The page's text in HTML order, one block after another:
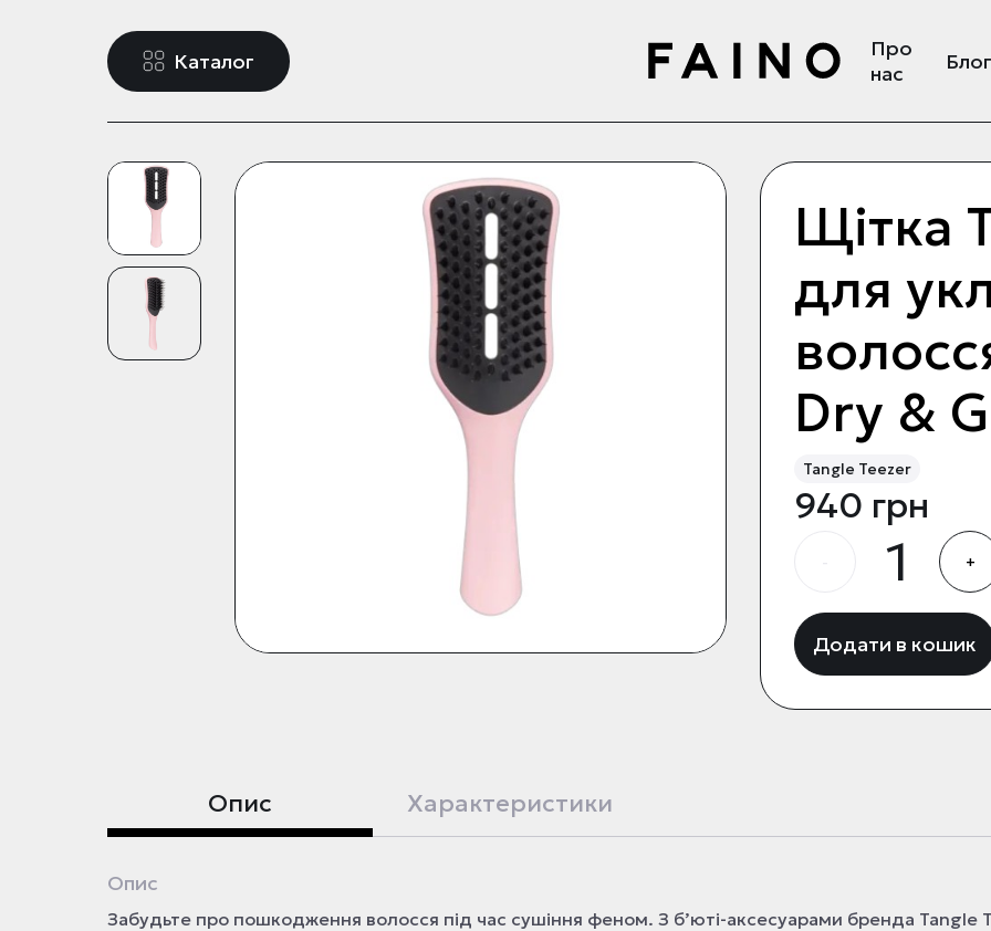
Каталог
Про
нас
Блог
Щітка
для
Dry &
Tangle Teezer
940 грн
+
Додати в кошик
Опис Характеристики
Опис
Забудьте про пошкодження волосся під час сушіння феном. З б’юті-аксесуарами бренда Tangle